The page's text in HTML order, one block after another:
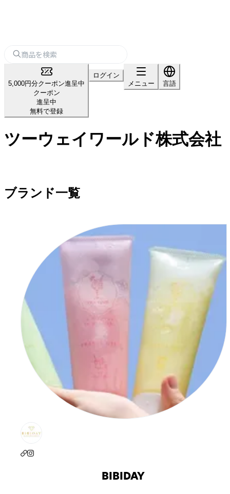
5,000円分クーポン進呈中
クーポン
進呈中
無料で登録
ログイン
メニュー
言語
ツーウェイワールド株式会社
ブランド一覧
BIBIDAY